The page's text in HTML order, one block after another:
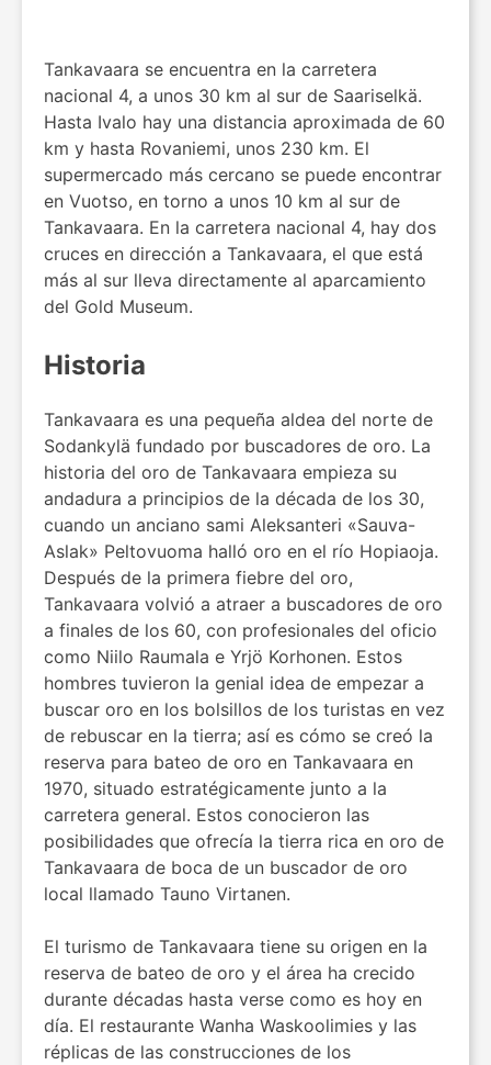
Tankavaara se encuentra en la carretera
nacional 4, a unos 30 km al sur de Saariselkä.
Hasta Ivalo hay una distancia aproximada de 60
km y hasta Rovaniemi, unos 230 km. El
supermercado más cercano se puede encontrar
en Vuotso, en torno a unos 10 km al sur de
Tankavaara. En la carretera nacional 4, hay dos
cruces en dirección a Tankavaara, el que está
más al sur lleva directamente al aparcamiento
del Gold Museum.
Historia
Tankavaara es una pequeña aldea del norte de
Sodankylä fundado por buscadores de oro. La
historia del oro de Tankavaara empieza su
andadura a principios de la década de los 30,
cuando un anciano sami Aleksanteri «Sauva-
Aslak» Peltovuoma halló oro en el río Hopiaoja.
Después de la primera fiebre del oro,
Tankavaara volvió a atraer a buscadores de oro
a finales de los 60, con profesionales del oficio
como Niilo Raumala e Yrjö Korhonen. Estos
hombres tuvieron la genial idea de empezar a
buscar oro en los bolsillos de los turistas en vez
de rebuscar en la tierra; así es cómo se creó la
reserva para bateo de oro en Tankavaara en
1970, situado estratégicamente junto a la
carretera general. Estos conocieron las
posibilidades que ofrecía la tierra rica en oro de
Tankavaara de boca de un buscador de oro
local llamado Tauno Virtanen.
El turismo de Tankavaara tiene su origen en la
reserva de bateo de oro y el área ha crecido
durante décadas hasta verse como es hoy en
día. El restaurante Wanha Waskoolimies y las
réplicas de las construcciones de los